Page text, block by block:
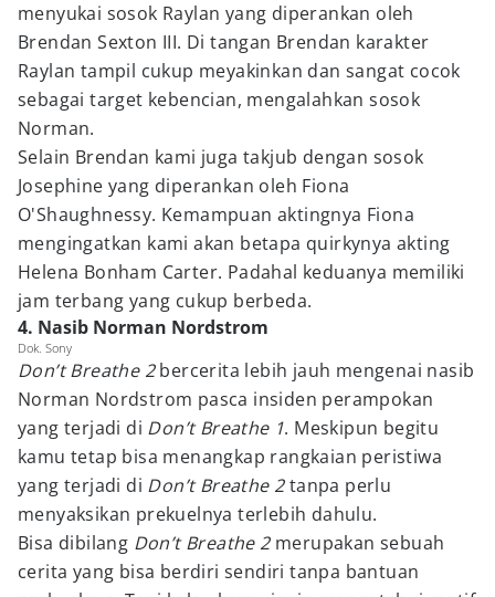
menyukai sosok Raylan yang diperankan oleh
Brendan Sexton III. Di tangan Brendan karakter
Raylan tampil cukup meyakinkan dan sangat cocok
sebagai target kebencian, mengalahkan sosok
Norman.
Selain Brendan kami juga takjub dengan sosok
Josephine yang diperankan oleh Fiona
O'Shaughnessy. Kemampuan aktingnya Fiona
mengingatkan kami akan betapa quirkynya akting
Helena Bonham Carter. Padahal keduanya memiliki
jam terbang yang cukup berbeda.
4. Nasib Norman Nordstrom
Dok. Sony
Don’t Breathe 2bercerita lebih jauh mengenai nasib
Norman Nordstrom pasca insiden perampokan
yang terjadi di Don’t Breathe 1. Meskipun begitu
kamu tetap bisa menangkap rangkaian peristiwa
yang terjadi di Don’t Breathe 2tanpa perlu
menyaksikan prekuelnya terlebih dahulu.
Bisa dibilang Don’t Breathe 2merupakan sebuah
cerita yang bisa berdiri sendiri tanpa bantuan